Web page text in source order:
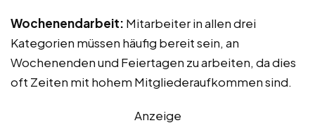
Wochenendarbeit: Mitarbeiter in allen drei
Kategorien müssen häufig bereit sein, an
Wochenenden und Feiertagen zu arbeiten, da dies
oft Zeiten mit hohem Mitgliederaufkommen sind.
Anzeige